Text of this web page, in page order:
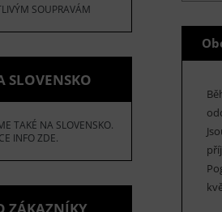
SOUPRAVÁM
SLOVENSKO
TAKÉ NA SLOVENSKO.
INFO ZDE.